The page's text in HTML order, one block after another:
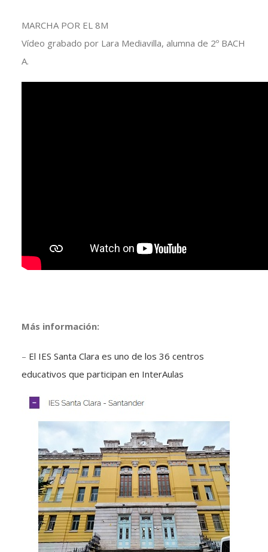
MARCHA POR EL 8M
Vídeo grabado por Lara Mediavilla, alumna de 2º BACH
A.
Más información:
– El IES Santa Clara es uno de los 36 centros
educativos que participan en InterAulas